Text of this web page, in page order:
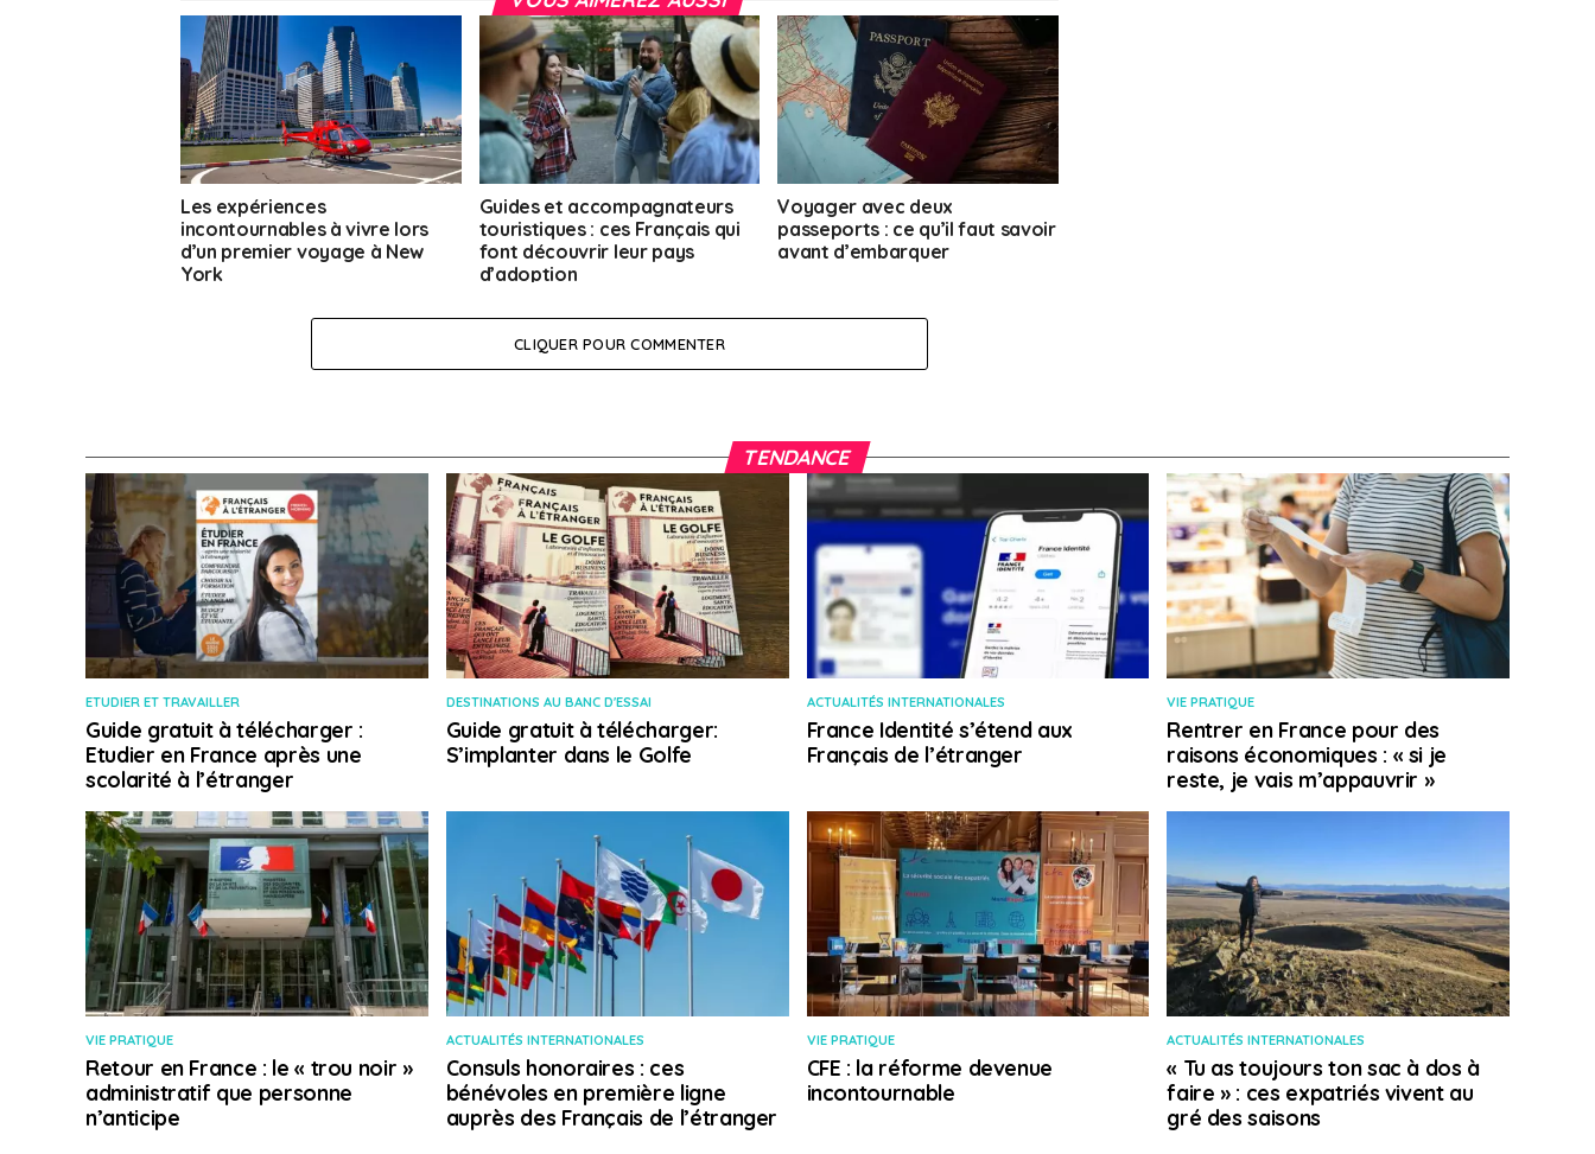
Les expériences
incontournables à vivre lors
d’un premier voyage à New
York
Guides et accompagnateurs
touristiques : ces Français qui
font découvrir leur pays
d’adoption
Voyager avec deux
passeports : ce qu’il faut savoir
avant d’embarquer
CLIQUER POUR COMMENTER
TENDANCE
ETUDIER ET TRAVAILLER
Guide gratuit à télécharger :
Etudier en France après une
scolarité à l’étranger
DESTINATIONS AU BANC D'ESSAI
Guide gratuit à télécharger:
S’implanter dans le Golfe
ACTUALITÉS INTERNATIONALES
France Identité s’étend aux
Français de l’étranger
VIE PRATIQUE
Rentrer en France pour des
raisons économiques : « si je
reste, je vais m’appauvrir »
VIE PRATIQUE
Retour en France : le « trou noir »
administratif que personne
n’anticipe
ACTUALITÉS INTERNATIONALES
Consuls honoraires : ces
bénévoles en première ligne
auprès des Français de l’étranger
VIE PRATIQUE
CFE : la réforme devenue
incontournable
ACTUALITÉS INTERNATIONALES
« Tu as toujours ton sac à dos à
faire » : ces expatriés vivent au
gré des saisons